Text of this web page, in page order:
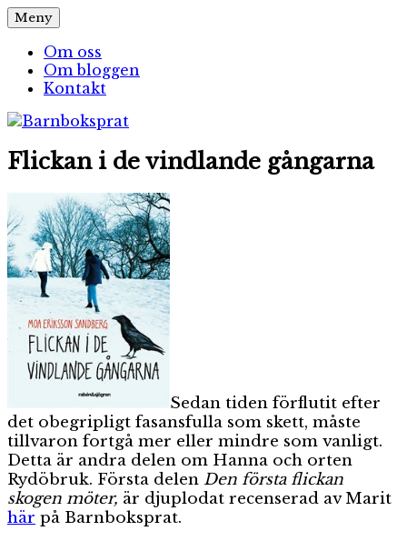
Hoppa
till
innehåll
Barnboksprat
– en blogg om barnböcker
Meny
Om oss
Om bloggen
Kontakt
Flickan i de vindlande gångarna
Sedan tiden förflutit efter
det obegripligt fasansfulla som skett, måste
tillvaron fortgå mer eller mindre som vanligt.
Detta är andra delen om Hanna och orten
Rydöbruk. Första delen Den första flickan
skogen möter, är djuplodat recenserad av Marit
här på Barnboksprat.